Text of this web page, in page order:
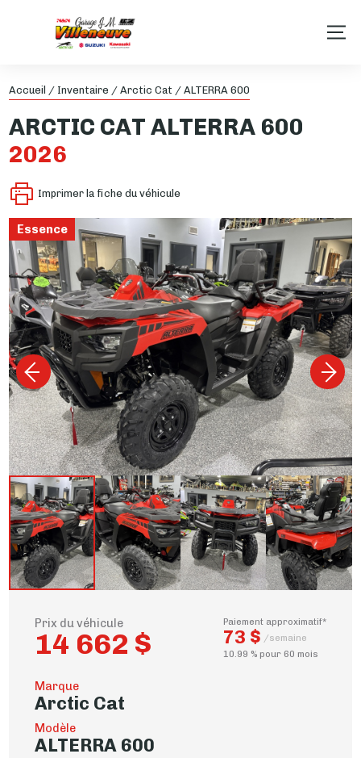
Accueil / Inventaire / Arctic Cat / ALTERRA 600
ARCTIC CAT ALTERRA 600
2026
Imprimer la fiche du véhicule
Essence
Prix du véhicule
14 662 $
Paiement approximatif*
73 $ /semaine
10.99 % pour 60 mois
Marque
Arctic Cat
Modèle
ALTERRA 600